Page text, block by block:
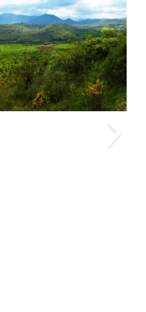
to content